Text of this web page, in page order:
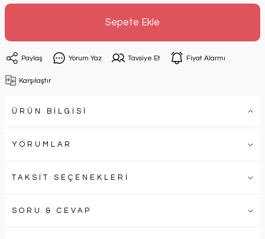
Sepete Ekle
Paylaş Yorum Yaz Tavsiye Et Fiyat Alarmı
Karşılaştır
ÜRÜN BİLGİSİ
YORUMLAR
TAKSİT SEÇENEKLERİ
SORU & CEVAP